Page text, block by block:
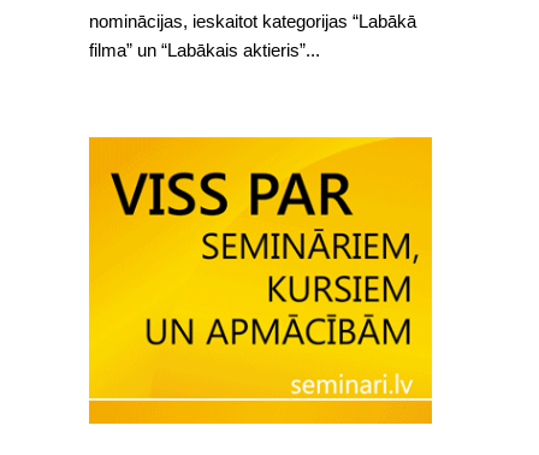
nominācijas, ieskaitot kategorijas “Labākā
filma” un “Labākais aktieris”...